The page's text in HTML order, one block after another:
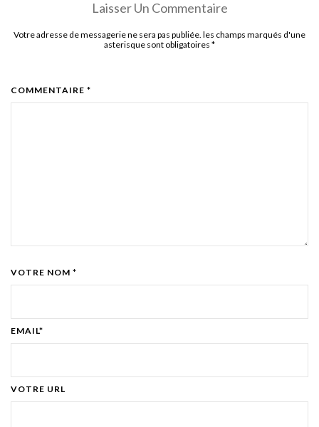
Laisser Un Commentaire
Votre adresse de messagerie ne sera pas publiée. les champs marqués d'une
asterisque sont obligatoires *
COMMENTAIRE *
VOTRE NOM *
EMAIL*
VOTRE URL